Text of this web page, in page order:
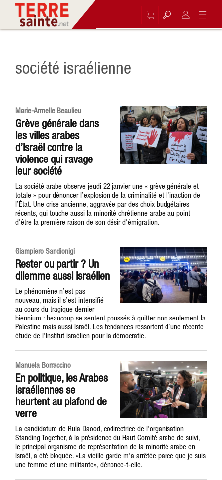
société israélienne
Marie-Armelle Beaulieu
Grève générale dans
les villes arabes
d’Israël contre la
violence qui ravage
leur société
La société arabe observe jeudi 22 janvier une « grève générale et
totale » pour dénoncer l’explosion de la criminalité et l’inaction de
l’État. Une crise ancienne, aggravée par des choix budgétaires
récents, qui touche aussi la minorité chrétienne arabe au point
d'être la première raison de son désir d'émigration.
Giampiero Sandionigi
Rester ou partir ? Un
dilemme aussi israélien
Le phénomène n’est pas
nouveau, mais il s’est intensifié
au cours du tragique dernier
biennium : beaucoup se sentent poussés à quitter non seulement la
Palestine mais aussi Israël. Les tendances ressortent d’une récente
étude de l’Institut israélien pour la démocratie.
Manuela Borraccino
En politique, les Arabes
israéliennes se
heurtent au plafond de
verre
La candidature de Rula Daood, codirectrice de l’organisation
Standing Together, à la présidence du Haut Comité arabe de suivi,
le principal organisme de représentation de la minorité arabe en
Israël, a été bloquée. «La vieille garde m’a arrêtée parce que je suis
une femme et une militante», dénonce-t-elle.